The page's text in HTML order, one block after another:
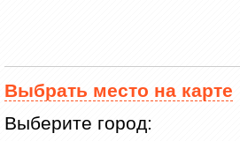
Выбрать место на карте
Выберите город: